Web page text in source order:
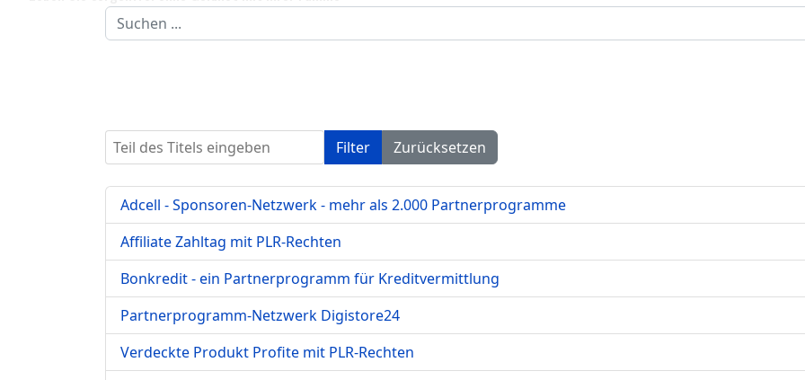
Suchen
...
Teil des Titels eingeben Filter Zurücksetzen
Adcell - Sponsoren-Netzwerk - mehr als 2.000 Partnerprogramme
Affiliate Zahltag mit PLR-Rechten
Bonkredit - ein Partnerprogramm für Kreditvermittlung
Partnerprogramm-Netzwerk Digistore24
Verdeckte Produkt Profite mit PLR-Rechten